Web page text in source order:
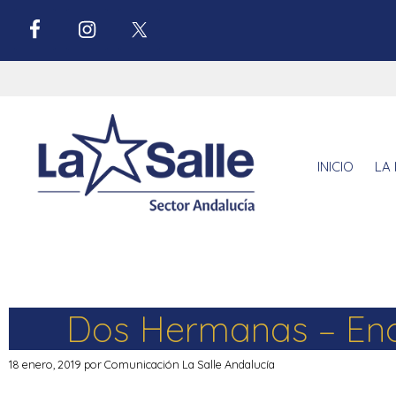
INICIO LA
Dos Hermanas –
18 enero, 2019 porComunicación La Salle Andalucía